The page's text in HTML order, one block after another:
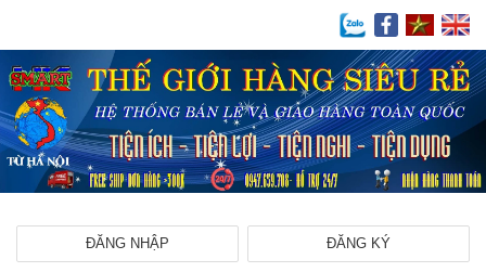
ĐĂNG KÝ
ĐĂNG NHẬP